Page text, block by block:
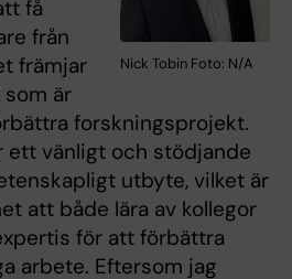
Nick Tobin Foto: N/A
få
från
främjar
är
forskningsprojekt.
ett vänligt och stödjande
utbyte, vilket är
att både lära av kollegor
för att förbättra
arbete. Eftersom jag